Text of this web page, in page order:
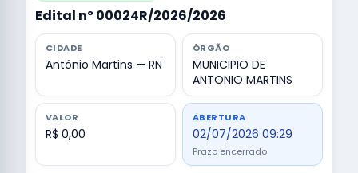
Edital nº 00024R/2026/2026
CIDADE
Antônio Martins — RN
ÓRGÃO
MUNICIPIO DE
ANTONIO MARTINS
VALOR
R$ 0,00
ABERTURA
02/07/2026 09:29
Prazo encerrado